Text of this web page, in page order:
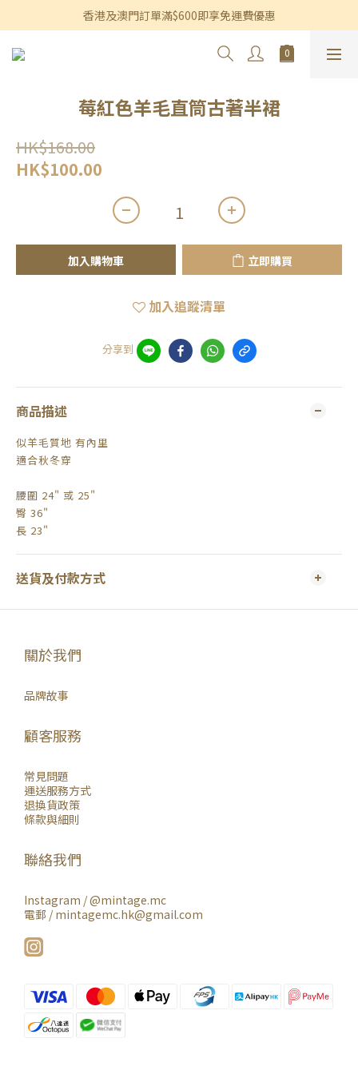
香港及澳門訂單滿$600即享免運費優惠
香港及澳門訂單滿$600即享免運費優惠
3個月內買滿$1,200可享永久九折優惠
莓紅色羊毛直筒古著半裙
HK$168.00
HK$100.00
加入購物車 立即購買
加入追蹤清單
分享到
商品描述
似羊毛質地 有內里
適合秋冬穿
腰圍 24" 或 25"
臀 36"
長 23"
送貨及付款方式
關於我們
品牌故事
顧客服務
常見問題
運送服務方式
退換貨政策
條款與細則
聯絡我們
Instagram /@mintage.mc
電郵 / mintagemc.hk@gmail.com